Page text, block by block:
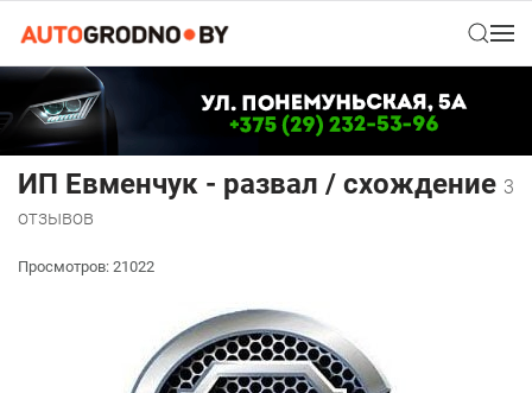
ИП Евменчук - развал / схождение 3
отзывов
Просмотров: 21022